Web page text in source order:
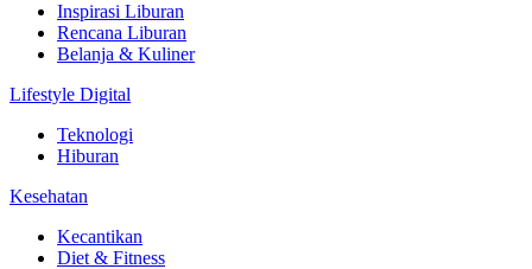
Inspirasi Liburan
Rencana Liburan
Belanja & Kuliner
Lifestyle Digital
Teknologi
Hiburan
Kesehatan
Kecantikan
Diet & Fitness